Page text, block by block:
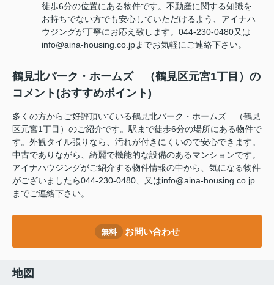
徒歩6分の位置にある物件です。不動産に関する知識を
お持ちでない方でも安心していただけるよう、アイナハ
ウジングが丁寧にお応え致します。044-230-0480又は
info@aina-housing.co.jpまでお気軽にご連絡下さい。
鶴見北パーク・ホームズ （鶴見区元宮1丁目）の
コメント(おすすめポイント)
多くの方からご好評頂いている鶴見北パーク・ホームズ （鶴見
区元宮1丁目）のご紹介です。駅まで徒歩6分の場所にある物件で
す。外観タイル張りなら、汚れが付きにくいので安心できます。
中古でありながら、綺麗で機能的な設備のあるマンションです。
アイナハウジングがご紹介する物件情報の中から、気になる物件
がございましたら044-230-0480、又はinfo@aina-housing.co.jp
までご連絡下さい。
無料 お問い合わせ
地図